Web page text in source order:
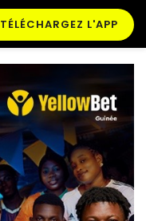
TÉLÉCHARGEZ L'APP